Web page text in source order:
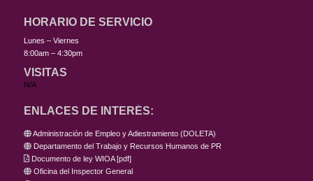
HORARIO DE SERVICIO
Lunes – Viernes
8:00am – 4:30pm
VISITAS
N/A
ENLACES DE INTERÉS:
Administración de Empleo y Adiestramiento (DOLETA)
Departamento del Trabajo y Recursos Humanos de PR
Documento de ley WIOA[pdf]
Oficina del Inspector General